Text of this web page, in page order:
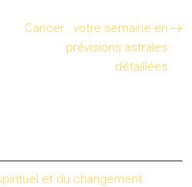
Cancer : votre semaine en
prévisions astrales
détaillées
et du changement